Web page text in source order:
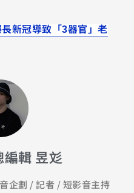
新冠導致「3器官」老
輯 昱彣
企劃 / 記者 / 短影音主持